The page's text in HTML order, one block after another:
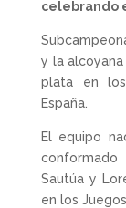
celebrando
y la
plata en los
España.
El equipo
Sautúa y
en los